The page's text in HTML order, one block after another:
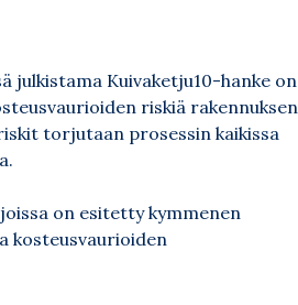
julkistama Kuivaketju10-hanke on
riskiä rakennuksen
torjutaan prosessin kaikissa
on esitetty kymmenen
kosteusvaurioiden